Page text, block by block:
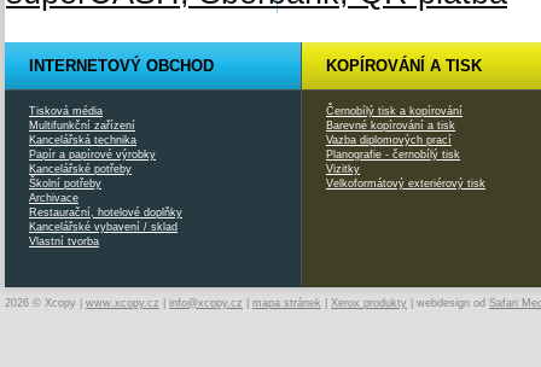
INTERNETOVÝ OBCHOD
Tisková média
Multifunkční zařízení
Kancelářská technika
Papír a papírové výrobky
Kancelářské potřeby
Školní potřeby
Archivace
Restaurační, hotelové doplňky
Kancelářské vybavení / sklad
Vlastní tvorba
KOPÍROVÁNÍ A TISK
Černobílý tisk a kopírování
Barevné kopírování a tisk
Vazba diplomových prací
Planografie - černobílý tisk
Vizitky
Velkoformátový exteriérový tisk
2026 © Xcopy | www.xcopy.cz info@xcopy.cz mapa stránek Xerox produkty | webdesign od Safari